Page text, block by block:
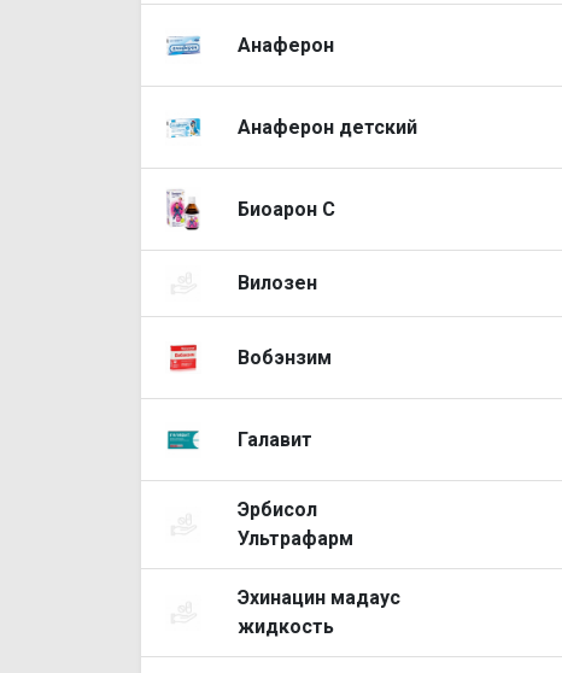
Анаферон
Анаферон детский
Биоарон C
Вилозен
Вобэнзим
Галавит
Эрбисол
Ультрафарм
Эхинацин мадаус
жидкость